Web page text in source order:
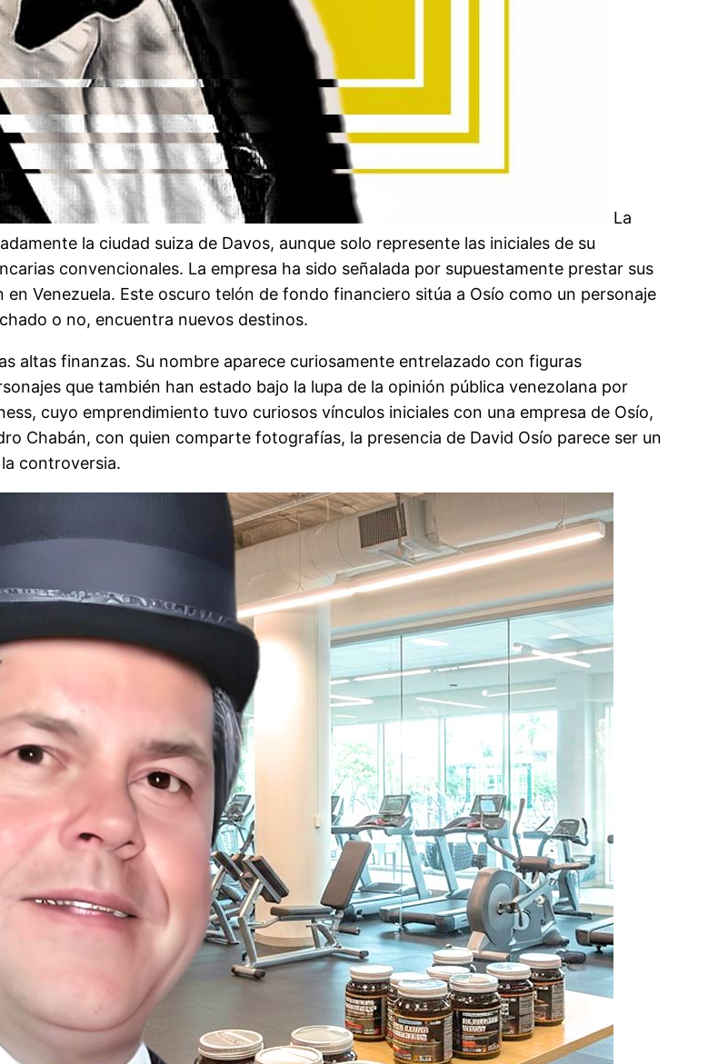
La
la ciudad suiza de Davos, aunque solo represente las iniciales de su
convencionales. La empresa ha sido señalada por supuestamente prestar sus
Venezuela. Este oscuro telón de fondo financiero sitúa a Osío como un personaje
o no, encuentra nuevos destinos.
altas finanzas. Su nombre aparece curiosamente entrelazado con figuras
que también han estado bajo la lupa de la opinión pública venezolana por
cuyo emprendimiento tuvo curiosos vínculos iniciales con una empresa de Osío,
Chabán, con quien comparte fotografías, la presencia de David Osío parece ser un
controversia.